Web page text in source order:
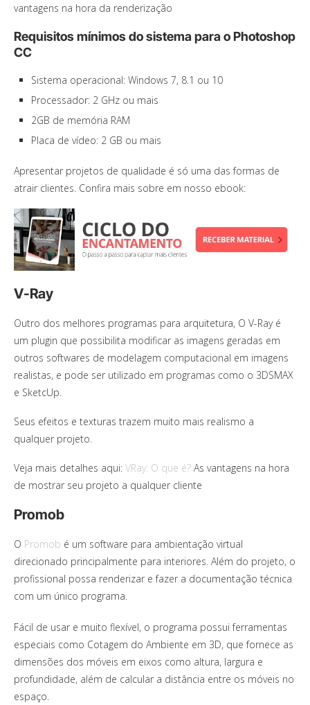
vantagens na hora da renderização
Requisitos mínimos do sistema para o Photoshop
CC
Sistema operacional: Windows 7, 8.1 ou 10
Processador: 2 GHz ou mais
2GB de memória RAM
Placa de vídeo: 2 GB ou mais
Apresentar projetos de qualidade é só uma das formas de
atrair clientes. Confira mais sobre em nosso ebook:
V-Ray
Outro dos melhores programas para arquitetura, O V-Ray é
um plugin que possibilita modificar as imagens geradas em
outros softwares de modelagem computacional em imagens
realistas, e pode ser utilizado em programas como o 3DSMAX
e SketcUp.
Seus efeitos e texturas trazem muito mais realismo a
qualquer projeto.
Veja mais detalhes aqui: VRay: O que é? As vantagens na hora
de mostrar seu projeto a qualquer cliente
Promob
O Promob é um software para ambientação virtual
direcionado principalmente para interiores. Além do projeto, o
profissional possa renderizar e fazer a documentação técnica
com um único programa.
Fácil de usar e muito flexível, o programa possui ferramentas
especiais como Cotagem do Ambiente em 3D, que fornece as
dimensões dos móveis em eixos como altura, largura e
profundidade, além de calcular a distância entre os móveis no
espaço.